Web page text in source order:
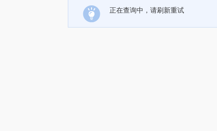
正在查询中，请刷新重试